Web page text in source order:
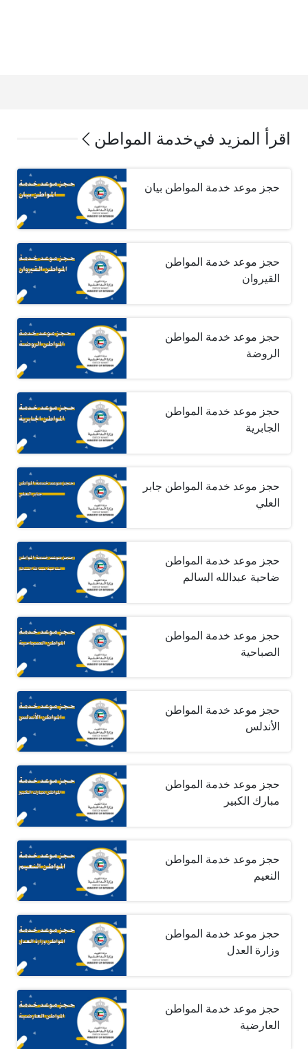
اقرأ المزيد فيخدمة المواطن
حجز موعد خدمة المواطن بيان
حجز موعد خدمة المواطن
القيروان
حجز موعد خدمة المواطن
الروضة
حجز موعد خدمة المواطن
الجابرية
حجز موعد خدمة المواطن جابر
العلي
حجز موعد خدمة المواطن
ضاحية عبدالله السالم
حجز موعد خدمة المواطن
الصباحية
حجز موعد خدمة المواطن
الأندلس
حجز موعد خدمة المواطن
مبارك الكبير
حجز موعد خدمة المواطن
النعيم
حجز موعد خدمة المواطن
وزارة العدل
حجز موعد خدمة المواطن
العارضية